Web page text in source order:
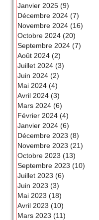
Janvier 2025 (9)
Décembre 2024 (7)
Novembre 2024 (16)
Octobre 2024 (20)
Septembre 2024 (7)
Août 2024 (2)
Juillet 2024 (3)
Juin 2024 (2)
Mai 2024 (4)
Avril 2024 (3)
Mars 2024 (6)
Février 2024 (4)
Janvier 2024 (6)
Décembre 2023 (8)
Novembre 2023 (21)
Octobre 2023 (13)
Septembre 2023 (10)
Juillet 2023 (6)
Juin 2023 (3)
Mai 2023 (18)
Avril 2023 (10)
Mars 2023 (11)